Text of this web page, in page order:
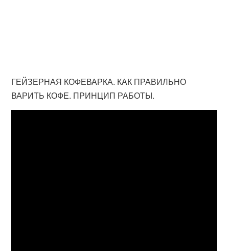
ГЕЙЗЕРНАЯ КОФЕВАРКА. КАК ПРАВИЛЬНО
ВАРИТЬ КОФЕ. ПРИНЦИП РАБОТЫ.